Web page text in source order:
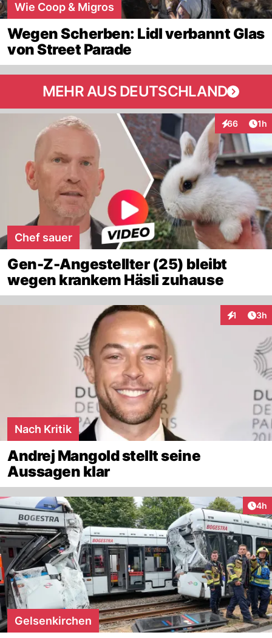
Wie Coop & Migros
Wegen Scherben: Lidl verbannt Glas
von Street Parade
MEHR AUS DEUTSCHLAND
66
Interaktionen
1h
Chef sauer
Gen-Z-Angestellter (25) bleibt
wegen krankem Häsli zuhause
1 3h
Nach Kritik
Andrej Mangold stellt seine
Aussagen klar
4h
Gelsenkirchen